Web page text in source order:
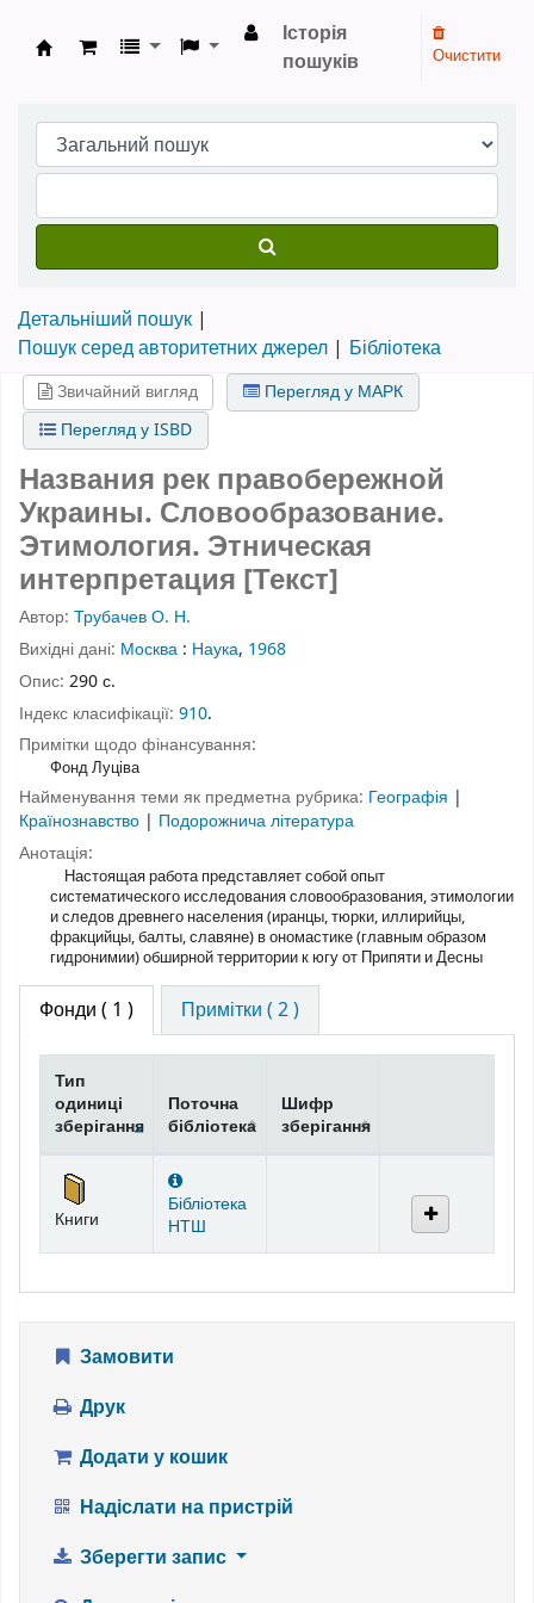
Бібліотека НТШ › Електронний каталог
Історія
пошуків
Очистити
Детальніший пошук
Пошук серед авторитетних джерел
Бібліотека
Звичайний вигляд
Перегляд у МАРК
Перегляд у ISBD
Названия рек правобережной
Украины. Словообразование.
Этимология. Этническая
интерпретация [Текст]
Автор: Трубачев О. Н.
Вихідні дані: Москва : Наука, 1968
Опис: 290 с.
Індекс класифікації: 910.
Примітки щодо фінансування:
Фонд Луціва
Найменування теми як предметна рубрика: Географія |
Країнознавство | Подорожнича література
Анотація:
Настоящая работа представляет собой опыт
систематического исследования словообразования, этимологии
и следов древнего населения (иранцы, тюрки, иллирийцы,
фракцийцы, балты, славяне) в ономастике (главным образом
гидронимии) обширной территории к югу от Припяти и Десны
Фонди ( 1 ) Примітки ( 2 )
Фонди
Тип
одиниці
зберігання
Поточна
бібліотека
Шифр
зберігання
Книги
Бібліотека
НТШ
Замовити
Друк
Додати у кошик
Надіслати на пристрій
Зберегти запис